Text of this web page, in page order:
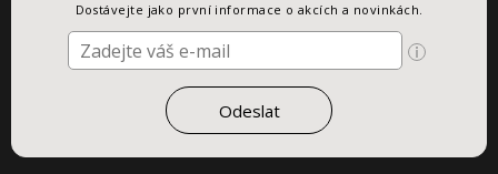
Dostávejte jako první informace o akcích a novinkách.